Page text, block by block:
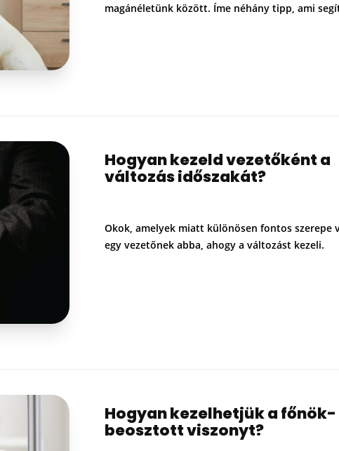
magánéletünk között. Íme néhány tipp, ami
Hogyan kezeld vezetőként a
változás időszakát?
Okok, amelyek miatt különösen fontos szerepe
egy vezetőnek abba, ahogy a változást kezeli.
Hogyan kezelhetjük a főnök-
beosztott viszonyt?